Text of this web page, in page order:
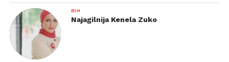
BIH
Najagilnija Kenela Zuko